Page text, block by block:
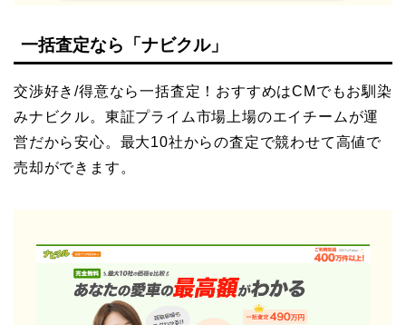
一括査定なら「ナビクル」
交渉好き/得意なら一括査定！おすすめはCMでもお馴染
みナビクル。東証プライム市場上場のエイチームが運
営だから安心。最大10社からの査定で競わせて高値で
売却ができます。